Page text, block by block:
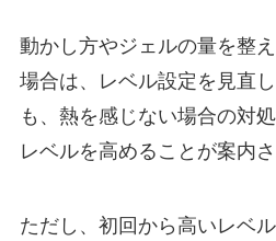
動かし方やジェルの量を整
場合は、レベル設定を見直
も、熱を感じない場合の対
レベルを高めることが案内さ
ただし、初回から高いレベ